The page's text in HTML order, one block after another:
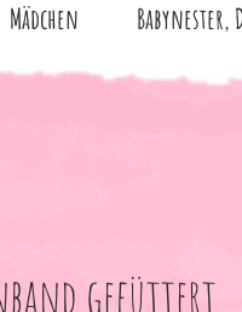
Mädchen Babynester,
gefüttert